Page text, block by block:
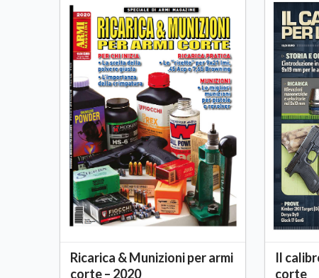
Ricarica & Munizioni per armi
corte – 2020
Il
corte